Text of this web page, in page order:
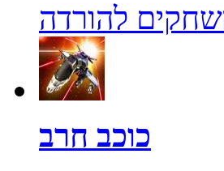
להורדה
כוכב חרב